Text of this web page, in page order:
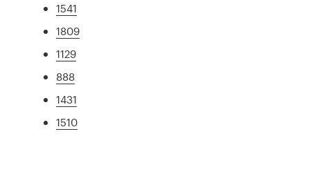
1541
1809
1129
888
1431
1510